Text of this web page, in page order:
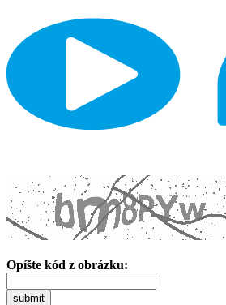
Opíšte kód z obrázku:
submit